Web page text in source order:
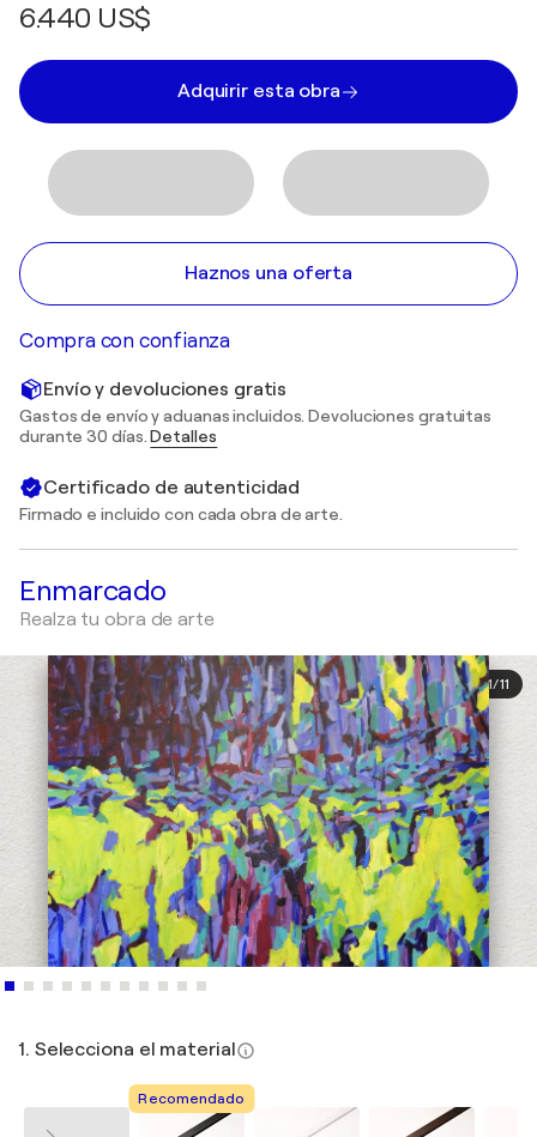
6.440 US$
Adquirir esta obra
Haznos una oferta
Compra con confianza
Envío y devoluciones gratis
Gastos de envío y aduanas incluidos. Devoluciones gratuitas
durante 30 días.Detalles
Certificado de autenticidad
Firmado e incluido con cada obra de arte.
Enmarcado
Realza tu obra de arte
1/11
1. Selecciona el material
Recomendado